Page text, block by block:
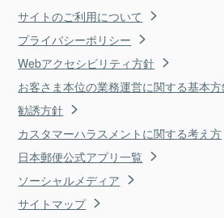
サイトのご利用について
プライバシーポリシー
Webアクセシビリティ方針
お客さま本位の業務運営に関する基本
勧誘方針
カスタマーハラスメントに関する考え方
日本郵便公式アプリ一覧
ソーシャルメディア
サイトマップ